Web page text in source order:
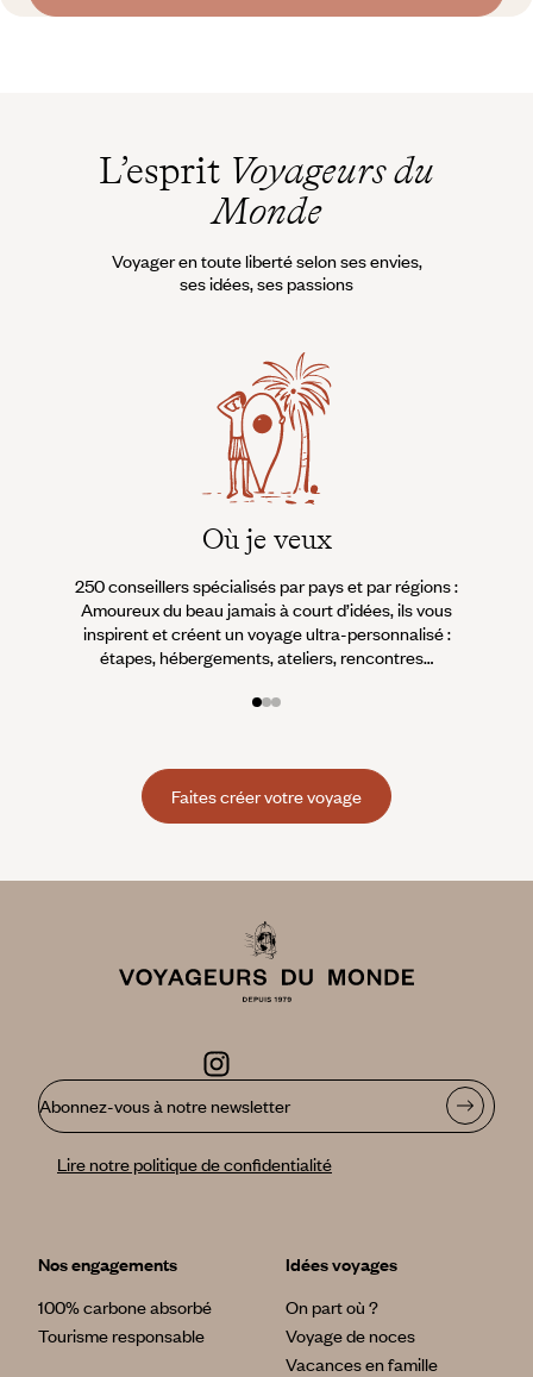
L’esprit Voyageurs du
Monde
Voyager en toute liberté selon ses envies,
ses idées, ses passions
Où je veux
250 conseillers spécialisés par pays et par régions :
Amoureux du beau jamais à court d’idées, ils vous
inspirent et créent un voyage ultra-personnalisé :
étapes, hébergements, ateliers, rencontres…
Faites créer votre voyage
Abonnez-vous à notre newsletter
Lire notre politique de confidentialité
Nos engagements
100% carbone absorbé
Tourisme responsable
Idées voyages
On part où ?
Voyage de noces
Vacances en famille